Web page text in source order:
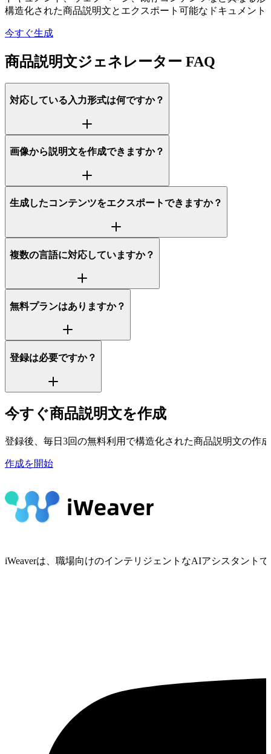
構造化された商品説明文とエクスポート可能なドキュメント
今すぐ生成
商品説明文ジェネレーター FAQ
対応している入力形式は何ですか？
画像から説明文を作成できますか？
生成したコンテンツをエクスポートできますか？
複数の言語に対応していますか？
無料プランはありますか？
登録は必要ですか？
今すぐ商品説明文を作成
登録後、毎日3回の無料利用で構造化された商品説明文の作
作成を開始
iWeaverは、職場向けのインテリジェントなAIアシスタント